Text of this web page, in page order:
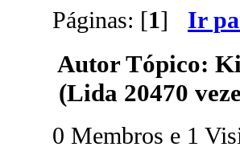
Páginas: [1] Ir
AutorTópico:
(Lida 20470
0 Membros e 1